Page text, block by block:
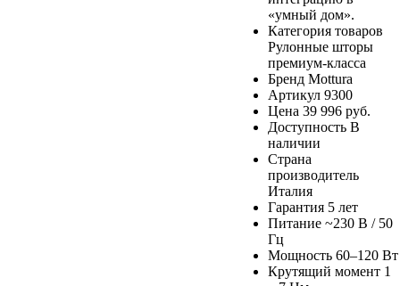
«умный дом».
Категория товаров
Рулонные шторы
премиум-класса
Бренд Mottura
Артикул 9300
Цена 39 996 руб.
Доступность В
наличии
Страна
производитель
Италия
Гарантия 5 лет
Питание ~230 В / 50
Гц
Мощность 60–120 Вт
Крутящий момент 1